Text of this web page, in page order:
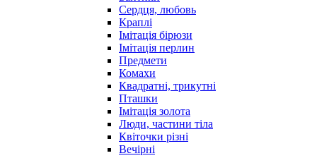
Сердця, любовь
Краплі
Імітація бірюзи
Імітація перлин
Предмети
Комахи
Квадратні, трикутні
Пташки
Імітація золота
Люди, частини тіла
Квіточки різні
Вечірні